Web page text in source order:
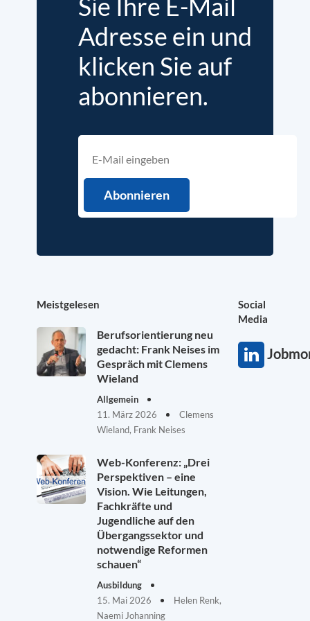
Sie Ihre E-Mail
Adresse ein und
klicken Sie auf
abonnieren.
Meistgelesen
Berufsorientierung neu
gedacht: Frank Neises im
Gespräch mit Clemens
Wieland
Allgemein
11. März 2026
Clemens
Wieland, Frank Neises
Web-Konferenz: „Drei
Perspektiven – eine
Vision. Wie Leitungen,
Fachkräfte und
Jugendliche auf den
Übergangssektor und
notwendige Reformen
schauen“
Ausbildung
15. Mai 2026
Helen Renk,
Naemi Johanning
Social
Media